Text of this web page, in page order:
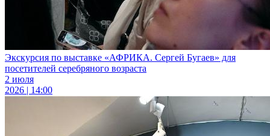
Экскурсия по выставке «АФРИКА. Сергей Бугаев» для
посетителей серебряного возраста
2 июля
2026 | 14:00